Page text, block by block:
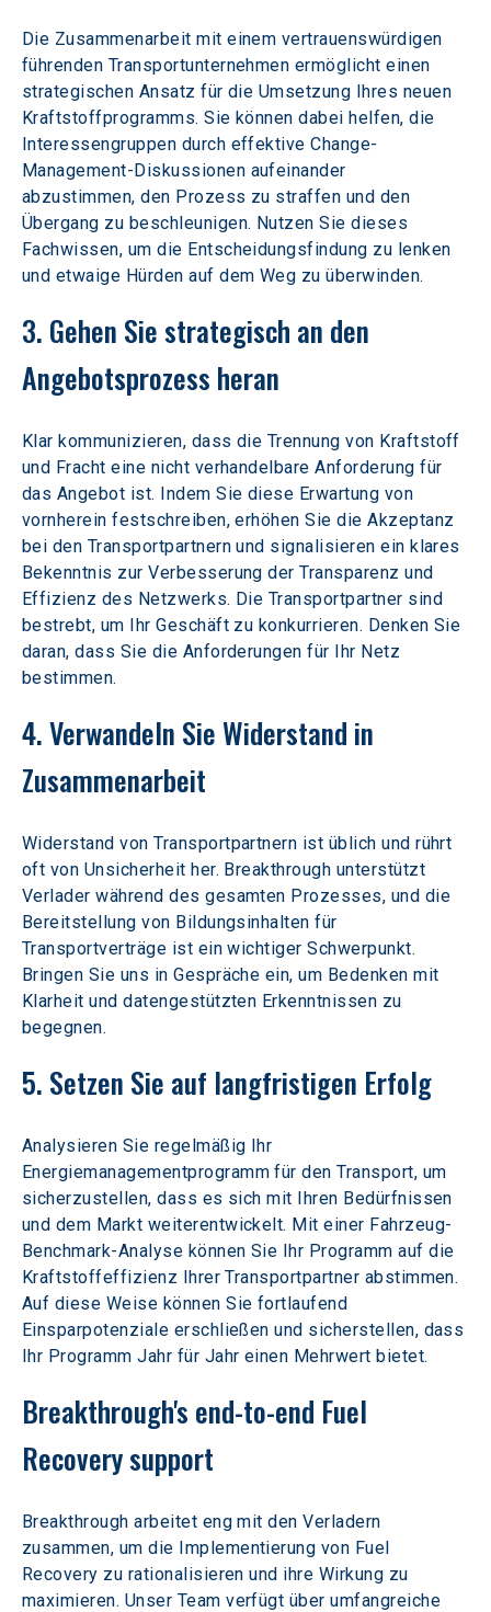
Die Zusammenarbeit mit einem vertrauenswürdigen
führenden Transportunternehmen ermöglicht einen
strategischen Ansatz für die Umsetzung Ihres neuen
Kraftstoffprogramms. Sie können dabei helfen, die
Interessengruppen durch effektive Change-
Management-Diskussionen aufeinander
abzustimmen, den Prozess zu straffen und den
Übergang zu beschleunigen. Nutzen Sie dieses
Fachwissen, um die Entscheidungsfindung zu lenken
und etwaige Hürden auf dem Weg zu überwinden.
3. Gehen Sie strategisch an den
Angebotsprozess heran
Klar kommunizieren, dass die Trennung von Kraftstoff
und Fracht eine nicht verhandelbare Anforderung für
das Angebot ist. Indem Sie diese Erwartung von
vornherein festschreiben, erhöhen Sie die Akzeptanz
bei den Transportpartnern und signalisieren ein klares
Bekenntnis zur Verbesserung der Transparenz und
Effizienz des Netzwerks. Die Transportpartner sind
bestrebt, um Ihr Geschäft zu konkurrieren. Denken Sie
daran, dass Sie die Anforderungen für Ihr Netz
bestimmen.
4. Verwandeln Sie Widerstand in
Zusammenarbeit
Widerstand von Transportpartnern ist üblich und rührt
oft von Unsicherheit her. Breakthrough unterstützt
Verlader während des gesamten Prozesses, und die
Bereitstellung von Bildungsinhalten für
Transportverträge ist ein wichtiger Schwerpunkt.
Bringen Sie uns in Gespräche ein, um Bedenken mit
Klarheit und datengestützten Erkenntnissen zu
begegnen.
5. Setzen Sie auf langfristigen Erfolg
Analysieren Sie regelmäßig Ihr
Energiemanagementprogramm für den Transport, um
sicherzustellen, dass es sich mit Ihren Bedürfnissen
und dem Markt weiterentwickelt. Mit einer Fahrzeug-
Benchmark-Analyse können Sie Ihr Programm auf die
Kraftstoffeffizienz Ihrer Transportpartner abstimmen.
Auf diese Weise können Sie fortlaufend
Einsparpotenziale erschließen und sicherstellen, dass
Ihr Programm Jahr für Jahr einen Mehrwert bietet.
Breakthrough's end-to-end Fuel
Recovery support
Breakthrough arbeitet eng mit den Verladern
zusammen, um die Implementierung von Fuel
Recovery zu rationalisieren und ihre Wirkung zu
maximieren. Unser Team verfügt über umfangreiche